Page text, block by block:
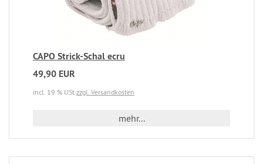
CAPO Strick-Schal ecru
49,90 EUR
incl. 19 % USt zzgl. Versandkosten
mehr...